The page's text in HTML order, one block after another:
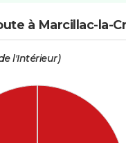
à Marcillac-la-
l'Intérieur)